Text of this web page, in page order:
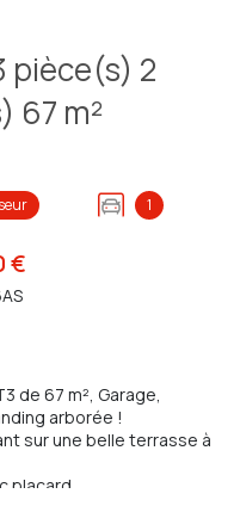
chambre(s) 67 m²
1
€
de 67 m², Garage,
arborée !
sur une belle terrasse à
placard,